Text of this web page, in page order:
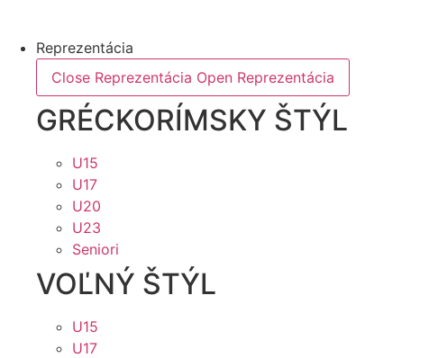
Reprezentácia
Close Reprezentácia Open Reprezentácia
GRÉCKORÍMSKY ŠTÝL
U15
U17
U20
U23
Seniori
VOĽNÝ ŠTÝL
U15
U17